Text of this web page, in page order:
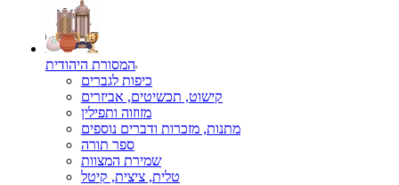
המסורת היהודית
כיפות לגברים
קישוט, תכשיטים, אביזרים
מזוזוה ותפילין
מתנות, מזכרות ודברים נוספים
ספר תורה
שמירת המצוות
טלית, ציצית, קיטל